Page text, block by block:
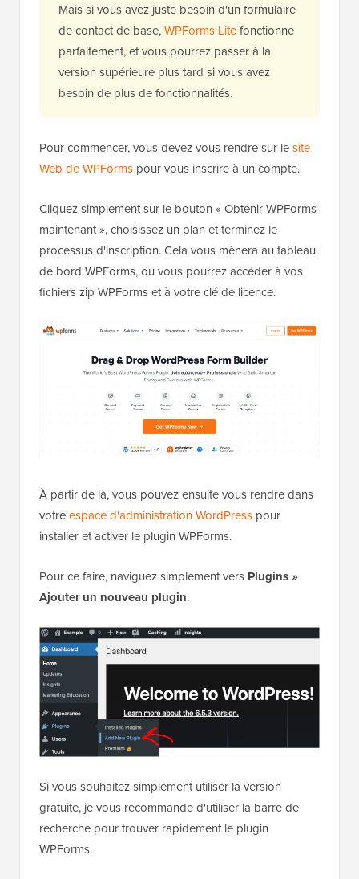
Mais si vous avez juste besoin d'un formulaire
de contact de base,WPForms Litefonctionne
parfaitement, et vous pourrez passer à la
version supérieure plus tard si vous avez
besoin de plus de fonctionnalités.
Pour commencer, vous devez vous rendre sur lesite
Web de WPForms pour vous inscrire à un compte.
Cliquez simplement sur le bouton « Obtenir WPForms
maintenant », choisissez un plan et terminez le
processus d'inscription. Cela vous mènera au tableau
de bord WPForms, où vous pourrez accéder à vos
fichiers zip WPForms et à votre clé de licence.
À partir de là, vous pouvez ensuite vous rendre dans
votreespace d'administration WordPress pour
installer et activer le plugin WPForms.
Pour ce faire, naviguez simplement vers Plugins»
Ajouter un nouveau plugin.
Si vous souhaitez simplement utiliser la version
gratuite, je vous recommande d'utiliser la barre de
recherche pour trouver rapidement le plugin
WPForms.